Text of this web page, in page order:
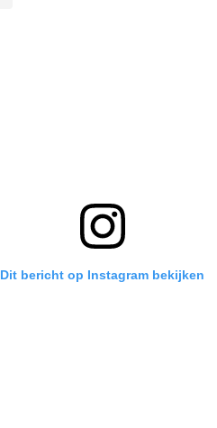
Dit bericht op Instagram bekijken